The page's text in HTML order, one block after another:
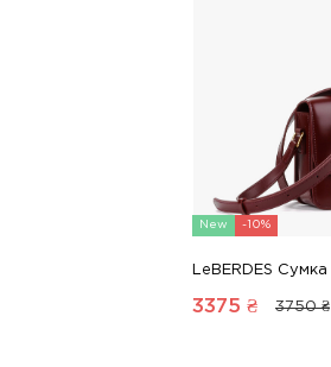
New -10%
LeBERDES Сумка
3375 ₴ 3750 ₴